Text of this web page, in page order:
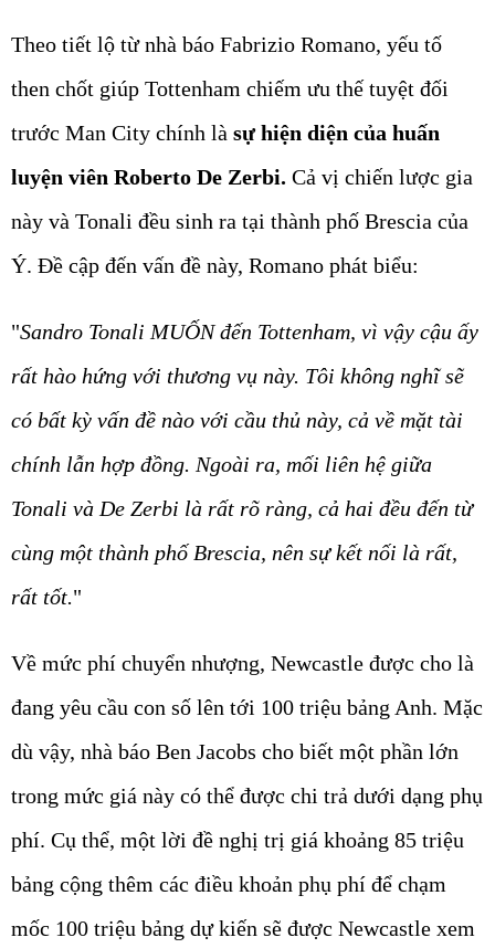
Theo tiết lộ từ nhà báo Fabrizio Romano, yếu tố
then chốt giúp Tottenham chiếm ưu thế tuyệt đối
trước Man City chính là sự hiện diện của huấn
luyện viên Roberto De Zerbi. Cả vị chiến lược gia
này và Tonali đều sinh ra tại thành phố Brescia của
Ý. Đề cập đến vấn đề này, Romano phát biểu:
"Sandro Tonali MUỐN đến Tottenham, vì vậy cậu ấy
rất hào hứng với thương vụ này. Tôi không nghĩ sẽ
có bất kỳ vấn đề nào với cầu thủ này, cả về mặt tài
chính lẫn hợp đồng. Ngoài ra, mối liên hệ giữa
Tonali và De Zerbi là rất rõ ràng, cả hai đều đến từ
cùng một thành phố Brescia, nên sự kết nối là rất,
rất tốt."
Về mức phí chuyển nhượng, Newcastle được cho là
đang yêu cầu con số lên tới 100 triệu bảng Anh. Mặc
dù vậy, nhà báo Ben Jacobs cho biết một phần lớn
trong mức giá này có thể được chi trả dưới dạng phụ
phí. Cụ thể, một lời đề nghị trị giá khoảng 85 triệu
bảng cộng thêm các điều khoản phụ phí để chạm
mốc 100 triệu bảng dự kiến sẽ được Newcastle xem